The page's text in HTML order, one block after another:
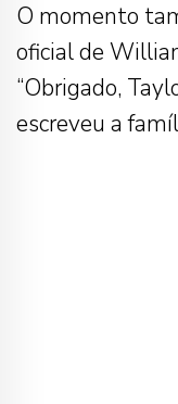
O momento
oficial de
“Obrigado,
escreveu a